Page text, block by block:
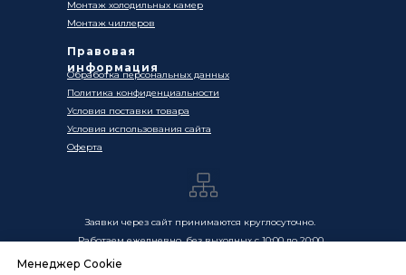
Цены, указанные на сайте, носят информационный
Заявки через сайт принимаются круглосуточно.
Работаем ежедневно, без выходных с 10:00 до 20:00
Обработка персональных данных
Политика конфиденциальности
Условия поставки товара
Оферта
Условия использования сайта
Правовая
информация
Монтаж чиллеров
Монтаж холодильных камер
Менеджер Cookie